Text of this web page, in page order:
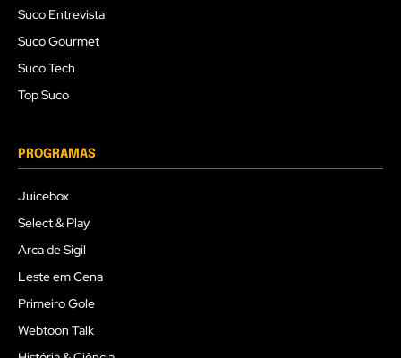
Suco Entrevista
Suco Gourmet
Suco Tech
Top Suco
PROGRAMAS
Juicebox
Select & Play
Arca de Sigil
Leste em Cena
Primeiro Gole
Webtoon Talk